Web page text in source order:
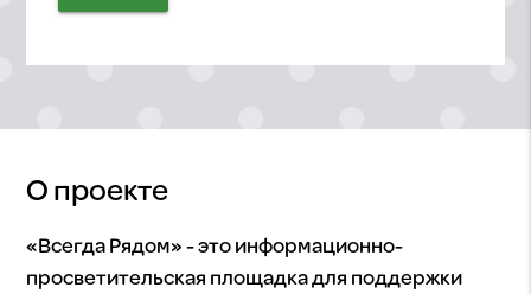
О проекте
«Всегда Рядом» - это информационно-
просветительская площадка для поддержки